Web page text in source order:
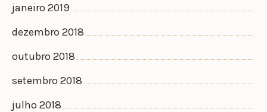
janeiro 2019
dezembro 2018
outubro 2018
setembro 2018
julho 2018